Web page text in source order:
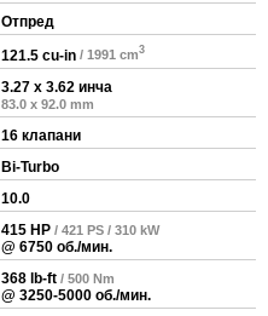
Отпред
121.5 cu-in / 1991 cm3
3.27 x 3.62 инча
83.0 x 92.0 mm
16 клапани
Bi-Turbo
10.0
415 HP / 421 PS / 310 kW
@ 6750 об./мин.
368 lb-ft / 500 Nm
@ 3250-5000 об./мин.